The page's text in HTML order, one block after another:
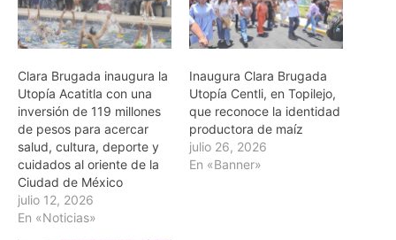
Clara Brugada inaugura la
Utopía Acatitla con una
inversión de 119 millones
de pesos para acercar
salud, cultura, deporte y
cuidados al oriente de la
Ciudad de México
julio 12, 2026
En «Noticias»
Inaugura Clara Brugada
Utopía Centli, en Topilejo,
que reconoce la identidad
productora de maíz
julio 26, 2026
En «Banner»